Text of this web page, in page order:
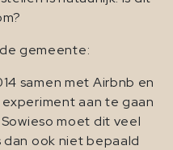
gemeente:
samen met Airbnb en
aan te gaan
moet dit veel
dan ook niet bepaald